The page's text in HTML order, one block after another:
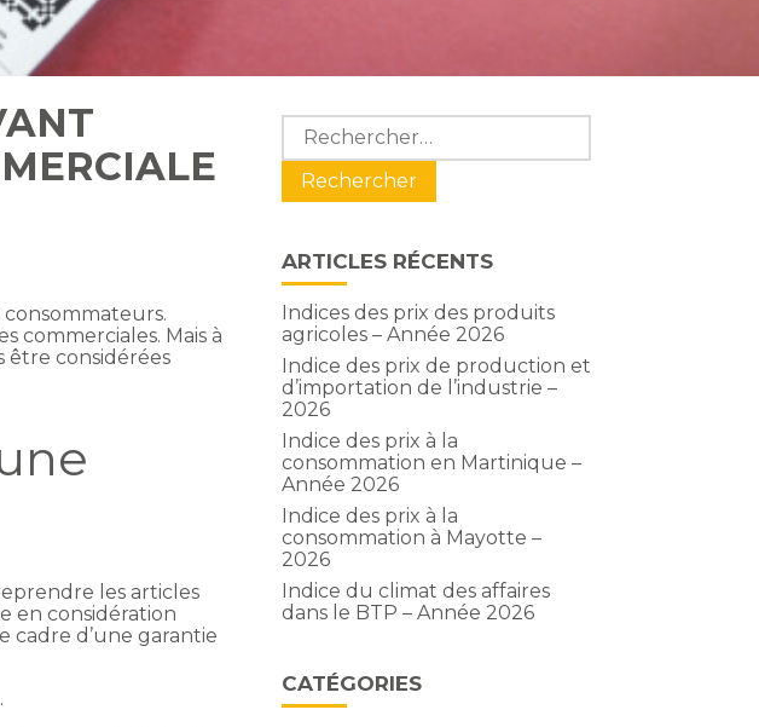
commerciales. Mais à
considérées
les articles
en considération
cadre d’une garantie
Blog
sidebar
Rechercher :
ARTICLES RÉCENTS
Indices des prix des produits
agricoles – Année 2026
Indice des prix de production et
d’importation de l’industrie –
2026
Indice des prix à la
consommation en Martinique –
Année 2026
Indice des prix à la
consommation à Mayotte –
2026
Indice du climat des affaires
dans le BTP – Année 2026
CATÉGORIES